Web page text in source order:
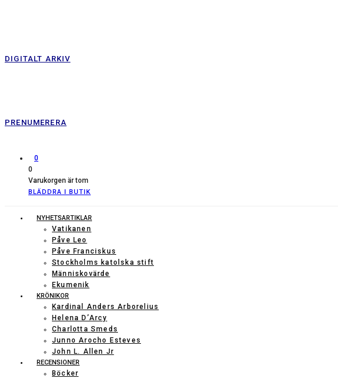
DIGITALT ARKIV
PRENUMERERA
0
0
Varukorgen är tom
BLÄDDRA I BUTIK
NYHETSARTIKLAR
Vatikanen
Påve Leo
Påve Franciskus
Stockholms katolska stift
Människovärde
Ekumenik
KRÖNIKOR
Kardinal Anders Arborelius
Helena D’Arcy
Charlotta Smeds
Junno Arocho Esteves
John L. Allen Jr
RECENSIONER
Böcker